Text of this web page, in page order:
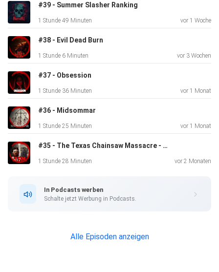
#39 - Summer Slasher Ranking
1 Stunde 49 Minuten vor 1 Woche
#38 - Evil Dead Burn
1 Stunde 6 Minuten vor 3 Wochen
#37 - Obsession
1 Stunde 36 Minuten vor 1 Monat
#36 - Midsommar
1 Stunde 25 Minuten vor 1 Monat
#35 - The Texas Chainsaw Massacre - Original vs Remake
1 Stunde 28 Minuten vor 2 Monaten
In Podcasts werben
Schalte jetzt Werbung in Podcasts.
Alle Episoden anzeigen